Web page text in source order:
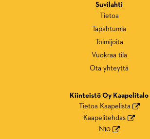
Suvilahti
Tietoa
Tapahtumia
Toimijoita
Vuokraa tila
Ota yhteyttä
Kiinteistö Oy Kaapelitalo
Tietoa Kaapelista
Kaapelitehdas
N10